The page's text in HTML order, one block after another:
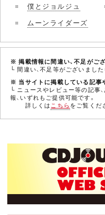
僕とジョルジュ
ムーンライダーズ
※ 掲載情報に間違い、不足がご
└ 間違い、不足等がございました
※ 当サイトに掲載している記事
└ ニュースやレビュー等の記事
報、いずれもご提供可能です。
詳しくはこちら をご覧くだ